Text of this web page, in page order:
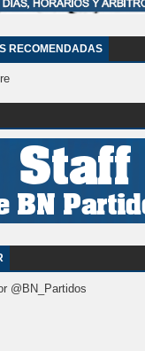
RECOMENDADAS
@BN_Partidos